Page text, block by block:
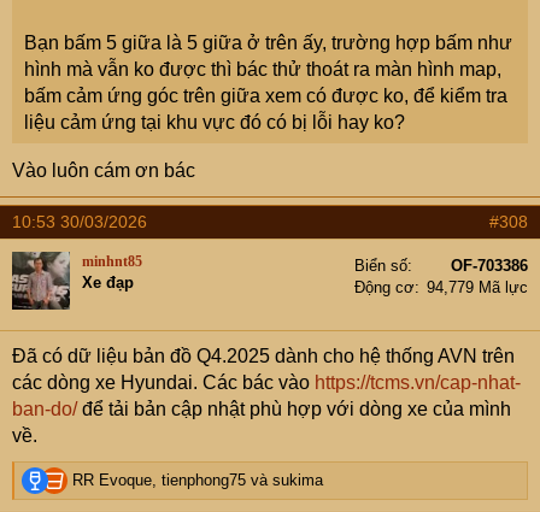
Bạn bấm 5 giữa là 5 giữa ở trên ấy, trường hợp bấm như
hình mà vẫn ko được thì bác thử thoát ra màn hình map,
bấm cảm ứng góc trên giữa xem có được ko, để kiểm tra
liệu cảm ứng tại khu vực đó có bị lỗi hay ko?
Vào luôn cám ơn bác
10:53 30/03/2026 #308
minhnt85
Xe đạp
Biển số
OF-703386
Động cơ
94,779 Mã lực
Đã có dữ liệu bản đồ Q4.2025 dành cho hệ thống AVN trên
các dòng xe Hyundai. Các bác vào https://tcms.vn/cap-nhat-
ban-do/để tải bản cập nhật phù hợp với dòng xe của mình
về.
R
e
RR Evoque, tienphong75 và sukima